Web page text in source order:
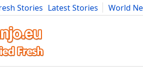
Stories Latest Stories
World
Art Cars Advice Science